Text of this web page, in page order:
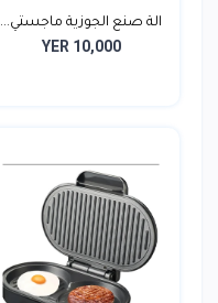
الة صنع الجوزية ماجستي...
YER 10,000